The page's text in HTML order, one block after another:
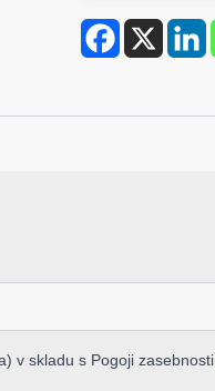
v skladu s Pogoji zasebnosti.